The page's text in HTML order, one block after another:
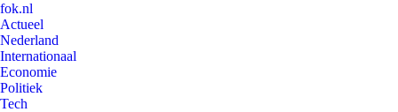
fok.nl
Actueel
Nederland
Internationaal
Economie
Politiek
Tech